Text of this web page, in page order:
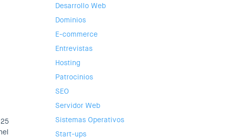
Desarrollo Web
Dominios
E-commerce
Entrevistas
Hosting
Patrocinios
SEO
Servidor Web
Sistemas Operativos
Start-ups